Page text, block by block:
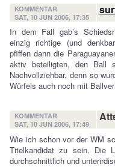
KOMMENTAR
SAT, 10 JUN 2006, 17:35
In dem Fall gab’s
einzig richtige (und
pfiffen dann die
aktiv beteiligten, den Ball
Nachvollziehbar, denn so
Würfels auch noch mit
KOMMENTAR
SAT, 10 JUN 2006, 17:49
Wie ich schon vor der WM
Titelkandidat zu sein. Die
durchschnittlich und